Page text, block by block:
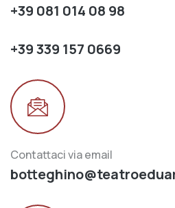
+39 081 014 08 98
+39 339 157 0669
Contattaci via email